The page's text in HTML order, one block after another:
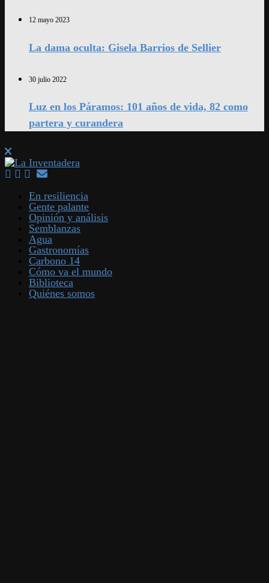
12 mayo 2023
La dama oculta: Gisela Barrios de Sellier
30 julio 2022
Luz en los Páramos: 101 años de vida, 82 como
partera y curandera
En resiliencia
Gente palante
Opinión y análisis
Semblanzas
Agua
Gastronomías
Carbono 14
Cómo va el mundo
Biblioteca
Quiénes somos